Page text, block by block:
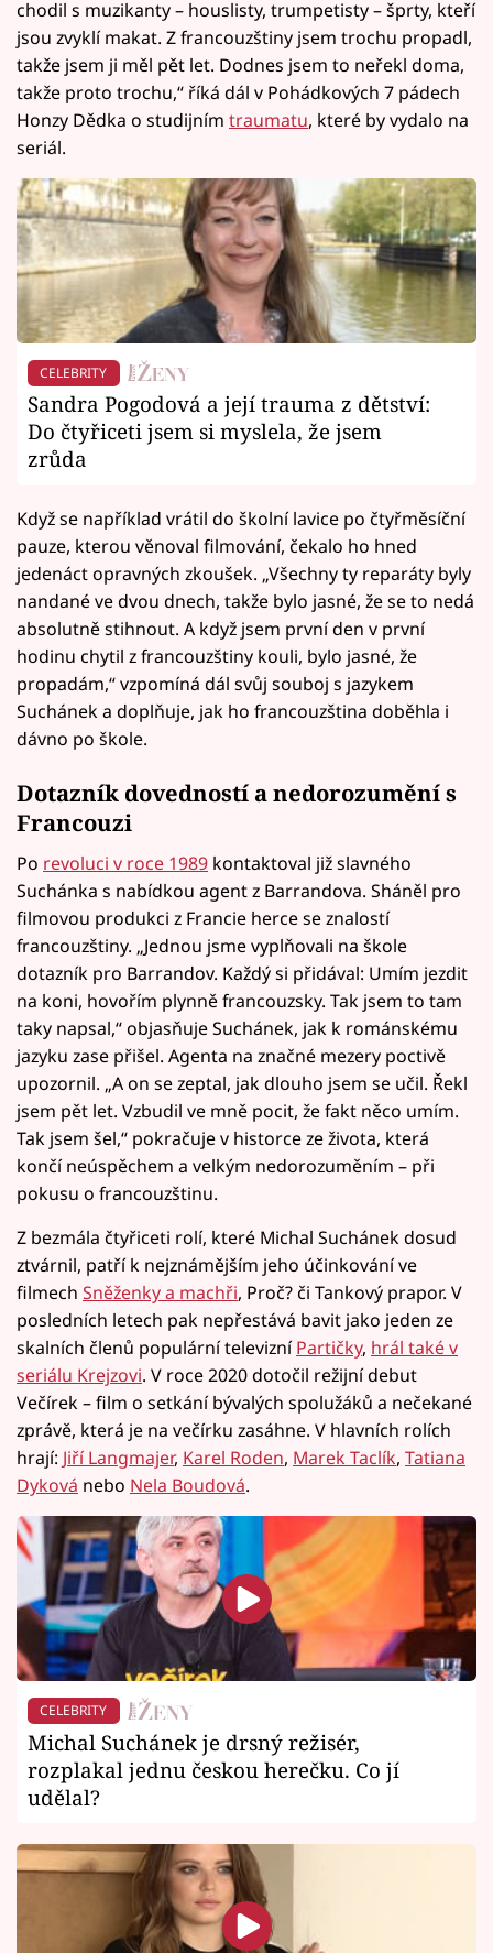
chodil s muzikanty – houslisty, trumpetisty – šprty, kteří
jsou zvyklí makat. Z francouzštiny jsem trochu propadl,
takže jsem ji měl pět let. Dodnes jsem to neřekl doma,
takže proto trochu,“ říká dál v Pohádkových 7 pádech
Honzy Dědka o studijním traumatu, které by vydalo na
seriál.
CELEBRITY
Sandra Pogodová a její trauma z dětství:
Do čtyřiceti jsem si myslela, že jsem
zrůda
Když se například vrátil do školní lavice po čtyřměsíční
pauze, kterou věnoval filmování, čekalo ho hned
jedenáct opravných zkoušek. „Všechny ty reparáty byly
nandané ve dvou dnech, takže bylo jasné, že se to nedá
absolutně stihnout. A když jsem první den v první
hodinu chytil z francouzštiny kouli, bylo jasné, že
propadám,“ vzpomíná dál svůj souboj s jazykem
Suchánek a doplňuje, jak ho francouzština doběhla i
dávno po škole.
Dotazník dovedností a nedorozumění s
Francouzi
Po revoluci v roce 1989 kontaktoval již slavného
Suchánka s nabídkou agent z Barrandova. Sháněl pro
filmovou produkci z Francie herce se znalostí
francouzštiny. „Jednou jsme vyplňovali na škole
dotazník pro Barrandov. Každý si přidával: Umím jezdit
na koni, hovořím plynně francouzsky. Tak jsem to tam
taky napsal,“ objasňuje Suchánek, jak k románskému
jazyku zase přišel. Agenta na značné mezery poctivě
upozornil. „A on se zeptal, jak dlouho jsem se učil. Řekl
jsem pět let. Vzbudil ve mně pocit, že fakt něco umím.
Tak jsem šel,“ pokračuje v historce ze života, která
končí neúspěchem a velkým nedorozuměním – při
pokusu o francouzštinu.
Z bezmála čtyřiceti rolí, které Michal Suchánek dosud
ztvárnil, patří k nejznámějším jeho účinkování ve
filmech Sněženky a machři, Proč? či Tankový prapor. V
posledních letech pak nepřestává bavit jako jeden ze
skalních členů populární televizníPartičky, hrál také v
seriálu Krejzovi. V roce 2020 dotočil režijní debut
Večírek – film o setkání bývalých spolužáků a nečekané
zprávě, která je na večírku zasáhne. V hlavních rolích
hrají: Jiří Langmajer, Karel Roden, Marek Taclík, Tatiana
Dyková nebo Nela Boudová.
CELEBRITY
Michal Suchánek je drsný režisér,
rozplakal jednu českou herečku. Co jí
udělal?